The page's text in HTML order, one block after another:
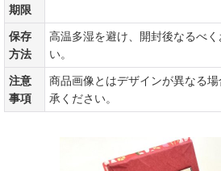
期限
保存
方法
高温多湿を避け、開封後なるべ
い。
注意
事項
商品画像とはデザインが異なる
承ください。